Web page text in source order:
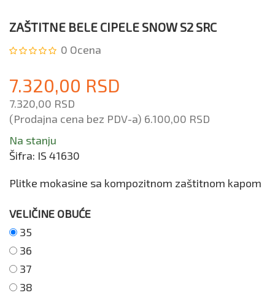
ZAŠTITNE BELE CIPELE SNOW S2 SRC
0 Ocena
7.320,00 RSD
7.320,00 RSD
(Prodajna cena bez PDV-a) 6.100,00 RSD
Na stanju
Šifra: IS 41630
Plitke mokasine sa kompozitnom zaštitnom kapom
VELIČINE OBUĆE
35
36
37
38